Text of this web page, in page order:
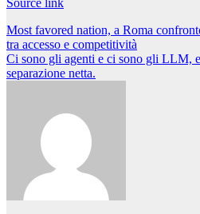
Source link
Navigazione
articoli
Most favored nation, a Roma
tra accesso e competitività
Ci sono gli agenti e ci sono gli LLM,
separazione netta.